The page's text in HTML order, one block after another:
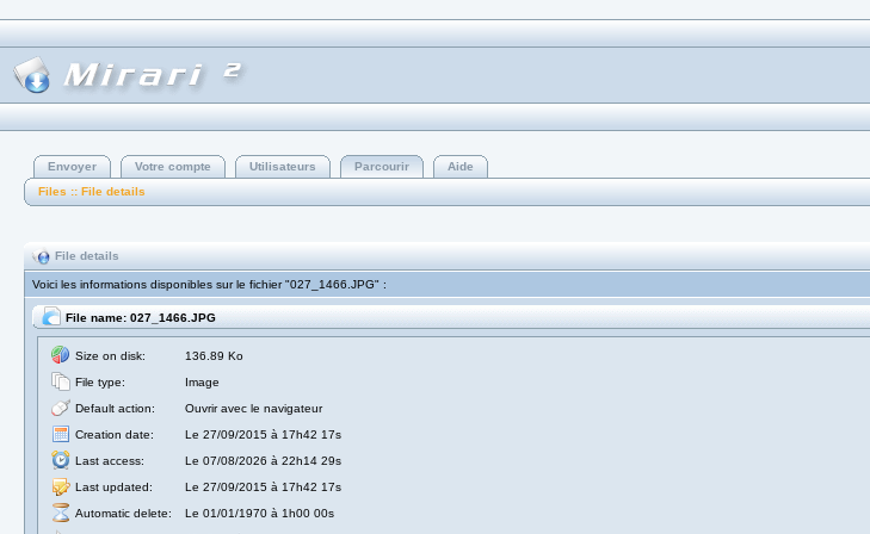
Envoyer Votre compte Utilisateurs Parcourir
Aide
Files :: File details
File details
Voici les informations disponibles sur le fichier "027_1466.JPG" :
File name: 027_1466.JPG
Size on disk:
136.89 Ko
File type:
Image
Default action:
Ouvrir avec le navigateur
Creation date:
Le 27/09/2015 à 17h42 17s
Last access:
Le 07/08/2026 à 22h14 29s
Last updated:
Le 27/09/2015 à 17h42 17s
Automatic delete:
Le 01/01/1970 à 1h00 00s